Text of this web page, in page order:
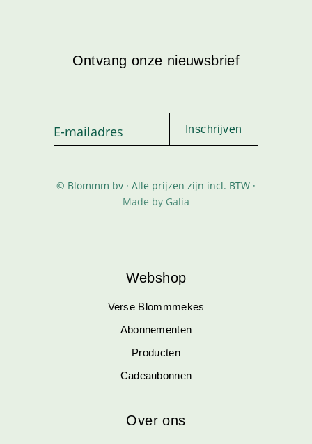
Ontvang onze nieuwsbrief
© Blommm bv · Alle prijzen zijn incl. BTW ·
Made by Galia
Webshop
Verse Blommmekes
Abonnementen
Producten
Cadeaubonnen
Over ons